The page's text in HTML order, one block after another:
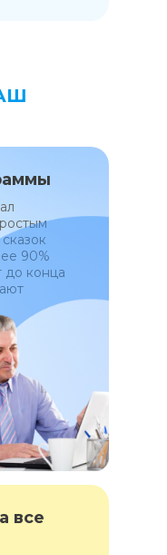
90%
до конца
все